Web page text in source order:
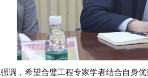
调，希望合璧工程专家学者结合自身